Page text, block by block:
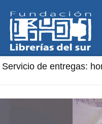
Servicio de entregas:
Librería «Aníbal